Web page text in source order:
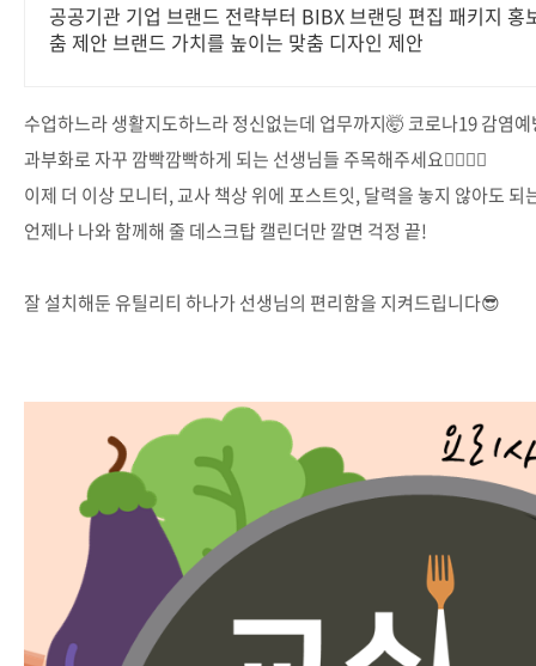
공공기관 기업 브랜드 전략부터 BIBX 브랜딩 편집 패키지 홍
춤 제안 브랜드 가치를 높이는 맞춤 디자인 제안
수업하느라 생활지도하느라 정신없는데 업무까지🤯 코로나19 감염
과부화로 자꾸 깜빡깜빡하게 되는 선생님들 주목해주세요🙆‍♀️🙋‍♀️
이제 더 이상 모니터, 교사 책상 위에 포스트잇, 달력을 놓지 않아도 되
언제나 나와 함께해 줄 데스크탑 캘린더만 깔면 걱정 끝!
잘 설치해둔 유틸리티 하나가 선생님의 편리함을 지켜드립니다😎